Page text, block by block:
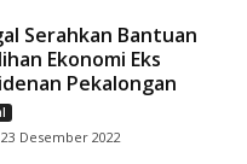
Serahkan Bantuan
Ekonomi Eks
Pekalongan
23 Desember 2022